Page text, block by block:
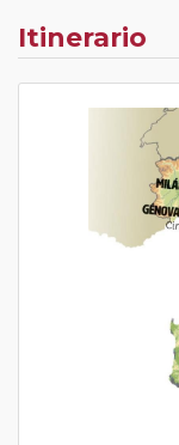
Itinerario